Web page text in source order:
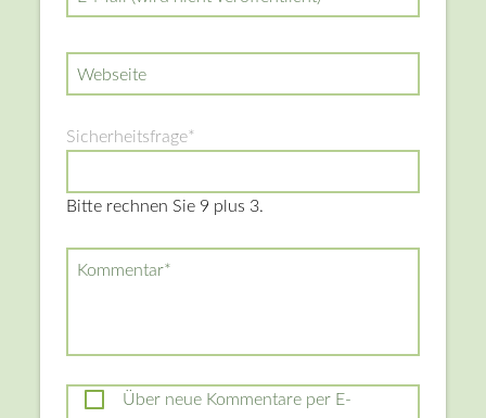
Webseite
Pflichtfeld
Sicherheitsfrage*
Bitte rechnen Sie 9 plus 3.
Pflichtfeld
Kommentar*
Über neue Kommentare per E-